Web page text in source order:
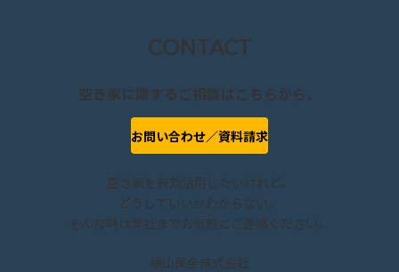
CONTACT
空き家に関するご相談はこちらから。
お問い合わせ／資料請求
空き家を有効活用したいけれど、
どうしていいかわからない。
そんな時は弊社までお気軽にご連絡ください。
横山保全株式会社